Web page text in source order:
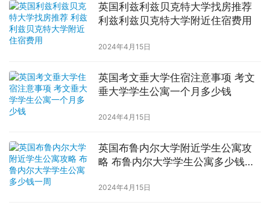
英国利兹利兹贝克特大学找房推荐
利兹利兹贝克特大学附近住宿费用
2024年4月15日
英国考文垂大学住宿注意事项 考文
垂大学学生公寓一个月多少钱
2024年4月15日
英国布鲁内尔大学附近学生公寓攻
略 布鲁内尔大学学生公寓多少钱一
2024年4月15日